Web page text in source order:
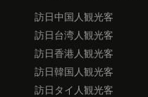
訪日中国人観光客
訪日台湾人観光客
訪日香港人観光客
訪日韓国人観光客
訪日タイ人観光客